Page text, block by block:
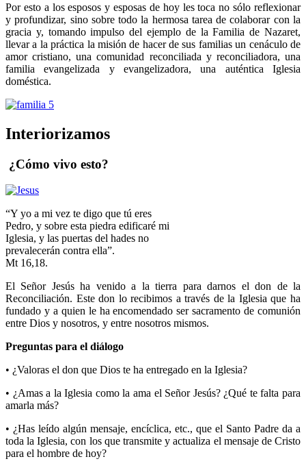
Por esto a los esposos y esposas de hoy les toca no sólo reflexionar
y profundizar, sino sobre todo la hermosa tarea de colaborar con la
gracia y, tomando impulso del ejemplo de la Familia de Nazaret,
llevar a la práctica la misión de hacer de sus familias un cenáculo de
amor cristiano, una comunidad reconciliada y reconciliadora, una
familia evangelizada y evangelizadora, una auténtica Iglesia
doméstica.
Interiorizamos
¿Cómo vivo esto?
“Y yo a mi vez te digo que tú eres
Pedro, y sobre esta piedra edificaré mi
Iglesia, y las puertas del hades no
prevalecerán contra ella”.
Mt 16,18.
El Señor Jesús ha venido a la tierra para darnos el don de la
Reconciliación. Este don lo recibimos a través de la Iglesia que ha
fundado y a quien le ha encomendado ser sacramento de comunión
entre Dios y nosotros, y entre nosotros mismos.
Preguntas para el diálogo
• ¿Valoras el don que Dios te ha entregado en la Iglesia?
• ¿Amas a la Iglesia como la ama el Señor Jesús? ¿Qué te falta para
amarla más?
• ¿Has leído algún mensaje, encíclica, etc., que el Santo Padre da a
toda la Iglesia, con los que transmite y actualiza el mensaje de Cristo
para el hombre de hoy?